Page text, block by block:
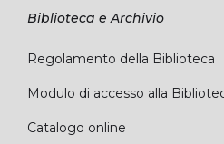
Biblioteca e Archivio
Regolamento della Biblioteca
Modulo di accesso alla
Catalogo online